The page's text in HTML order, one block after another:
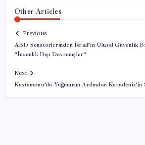
Other Articles
Previous
ABD Senatörlerinden İsrail’in Ulusal Güvenlik
“İnsanlık Dışı Davranışlar”
Next
Kastamonu’da Yağmurun Ardından